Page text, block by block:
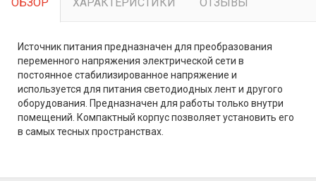
Источник питания предназначен для преобразования
переменного напряжения электрической сети в
постоянное стабилизированное напряжение и
используется для питания светодиодных лент и другого
оборудования. Предназначен для работы только внутри
помещений. Компактный корпус позволяет установить его
в самых тесных пространствах.